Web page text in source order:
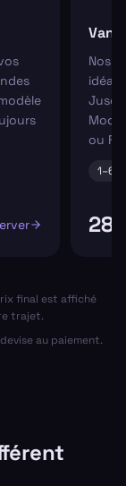
Van
Nos
ou
1–6
final est affiché
trajet.
au paiement.